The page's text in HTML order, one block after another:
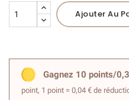
Ajouter Au
Gagnez 10 points/
point, 1 point = 0,04 € de